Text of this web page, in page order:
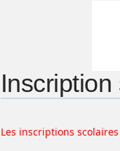
Les inscriptions